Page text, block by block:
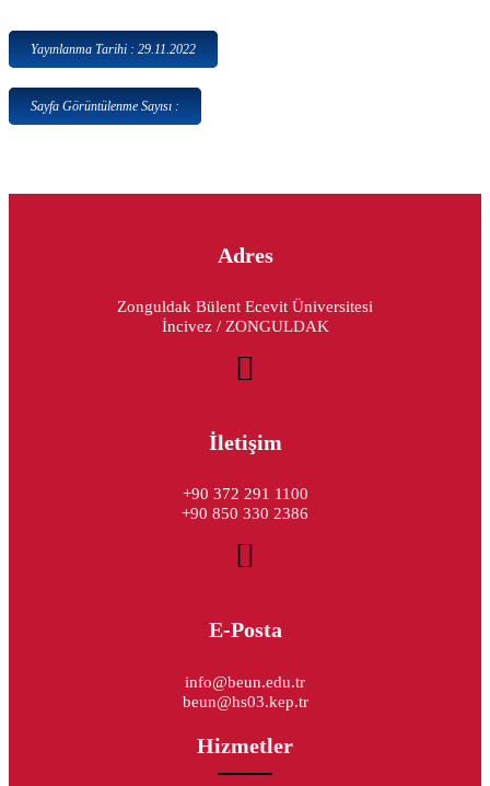
Yayınlanma Tarihi : 29.11.2022
Sayfa Görüntülenme Sayısı :
Adres
Zonguldak Bülent Ecevit Üniversitesi
İncivez / ZONGULDAK
İletişim
+90 372 291 1100
+90 850 330 2386
E-Posta
info@beun.edu.tr
beun@hs03.kep.tr
Hizmetler